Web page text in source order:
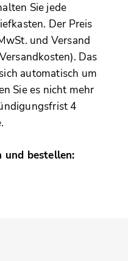
Sie jede
Der Preis
und Versand
Das
automatisch um
Sie es nicht mehr
4
und bestellen: